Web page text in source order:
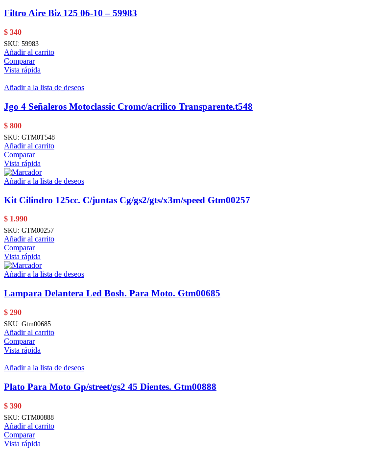
Filtro Aire Biz 125 06-10 – 59983
$ 340
SKU: 59983
Añadir al carrito
Comparar
Vista rápida
Añadir a la lista de deseos
Jgo 4 Señaleros Motoclassic Cromc/acrilico Transparente.t548
$ 800
SKU: GTM0T548
Añadir al carrito
Comparar
Vista rápida
Añadir a la lista de deseos
Kit Cilindro 125cc. C/juntas Cg/gs2/gts/x3m/speed Gtm00257
$ 1.990
SKU: GTM00257
Añadir al carrito
Comparar
Vista rápida
Añadir a la lista de deseos
Lampara Delantera Led Bosh. Para Moto. Gtm00685
$ 290
SKU: Gtm00685
Añadir al carrito
Comparar
Vista rápida
Añadir a la lista de deseos
Plato Para Moto Gp/street/gs2 45 Dientes. Gtm00888
$ 390
SKU: GTM00888
Añadir al carrito
Comparar
Vista rápida